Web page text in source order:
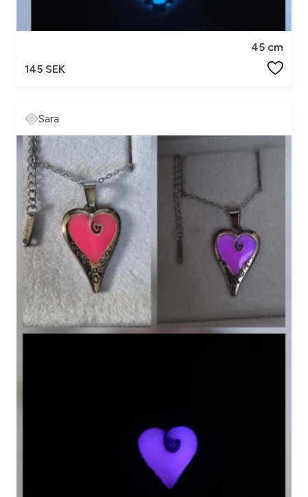
45 cm
145 SEK
Sara